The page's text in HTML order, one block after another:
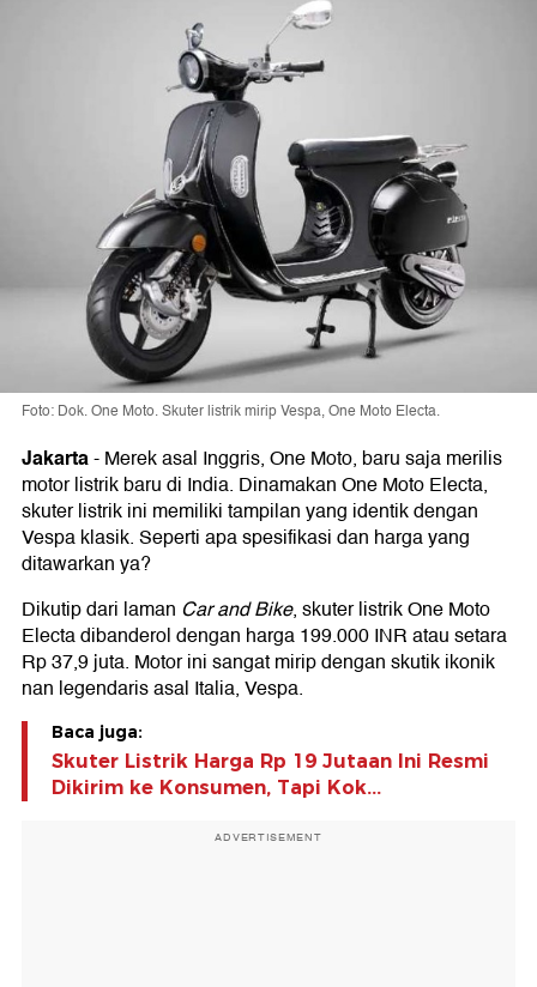
Foto: Dok. One Moto. Skuter listrik mirip Vespa, One Moto Electa.
Jakarta-Merek asal Inggris, One Moto, baru saja merilis
motor listrik baru di India. Dinamakan One Moto Electa,
skuter listrik ini memiliki tampilan yang identik dengan
Vespa klasik. Seperti apa spesifikasi dan harga yang
ditawarkan ya?
Dikutip dari laman Car and Bike, skuter listrik One Moto
Electa dibanderol dengan harga 199.000 INR atau setara
Rp 37,9 juta. Motor ini sangat mirip dengan skutik ikonik
nan legendaris asal Italia, Vespa.
Baca juga:
Skuter Listrik Harga Rp 19 Jutaan Ini Resmi
Dikirim ke Konsumen, Tapi Kok...
ADVERTISEMENT